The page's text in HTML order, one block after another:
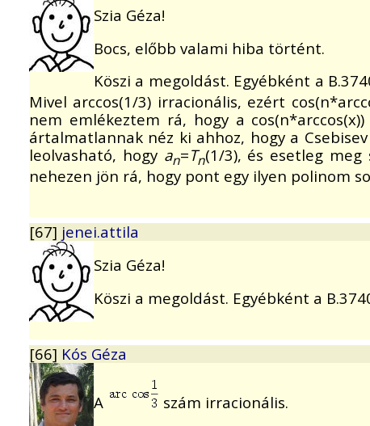
Szia Géza!
Bocs, előbb valami hiba történt.
Köszi a megoldást. Egyébként a
Mivel arccos(1/3) irracionális, ezért
nem emlékeztem rá, hogy a
ártalmatlannak néz ki ahhoz, hogy a
leolvasható, hogy an=Tn(1/3), és esetleg
nehezen jön rá, hogy pont egy ilyen polinom
[67] jenei.attila
Szia Géza!
Köszi a megoldást. Egyébként a
[66] Kós Géza
A
szám irracionális.